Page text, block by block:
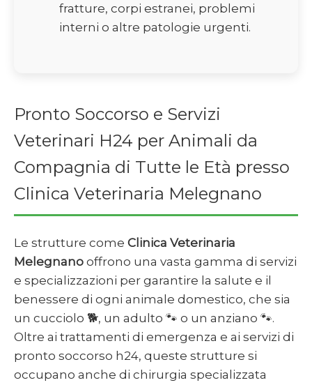
fratture, corpi estranei, problemi
interni o altre patologie urgenti.
Pronto Soccorso e Servizi
Veterinari H24 per Animali da
Compagnia di Tutte le Età presso
Clinica Veterinaria Melegnano
Le strutture come Clinica Veterinaria
Melegnano offrono una vasta gamma di servizi
e specializzazioni per garantire la salute e il
benessere di ogni animale domestico, che sia
un cucciolo 🐕, un adulto 🐾 o un anziano 🐾.
Oltre ai trattamenti di emergenza e ai servizi di
pronto soccorso h24, queste strutture si
occupano anche di chirurgia specializzata